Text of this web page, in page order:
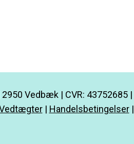
Vedbæk | CVR: 43752685 |
| Handelsbetingelser|